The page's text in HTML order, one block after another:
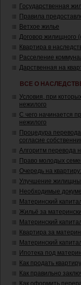
Государственная
Правила
Ветхое жилье
Договор жилищного
Квартира в
Расселение
Дарственная на
ВСЕ О
Условия, при
нежилого
С чего начинается
нежилого
Процедура
согласие
Алгоритм перевода
Право молодых
Очередь на
Улучшение
Необходимые
Материнский
Жильё за
Материнский
Квартира за
Материнский
Ипотека под
Как продать
Как правильно
Как оформить